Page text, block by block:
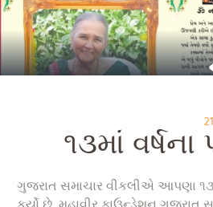
૧૩માં વર્ષના
ગુજરાત સમાચાર વીકલીએ આપણા